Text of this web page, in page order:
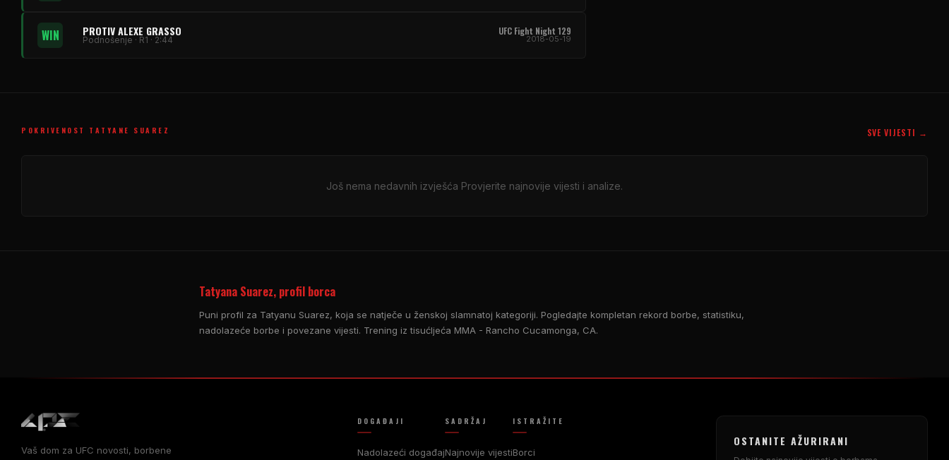
WIN PROTIV ALEXE GRASSO
Podnošenje · R1 · 2:44
UFC Fight Night 129
2018-05-19
POKRIVENOST TATYANE SUAREZ SVE VIJESTI →
Još nema nedavnih izvješća Provjerite najnovije vijesti i analize.
Tatyana Suarez, profil borca
Puni profil za Tatyanu Suarez, koja se natječe u ženskoj slamnatoj kategoriji. Pogledajte kompletan rekord borbe, statistiku,
nadolazeće borbe i povezane vijesti. Trening iz tisućljeća MMA - Rancho Cucamonga, CA.
Vaš dom za UFC novosti, borbene
DOGAĐAJI
Nadolazeći događaj
SADRŽAJ
Najnovije vijesti
ISTRAŽITE
Borci
OSTANITE AŽURIRANI